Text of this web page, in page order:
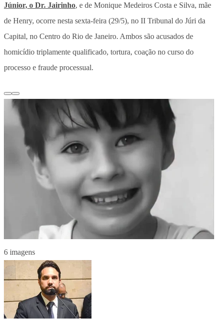
Júnior, o Dr. Jairinho, e de Monique Medeiros Costa e Silva, mãe
de Henry, ocorre nesta sexta-feira (29/5), no II Tribunal do Júri da
Capital, no Centro do Rio de Janeiro. Ambos são acusados de
homicídio triplamente qualificado, tortura, coação no curso do
processo e fraude processual.
6 imagens